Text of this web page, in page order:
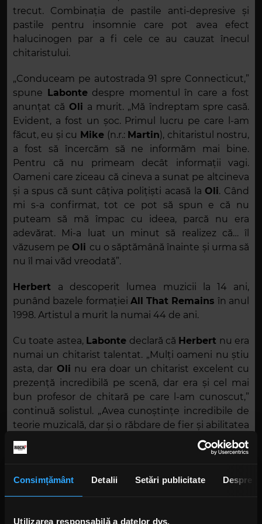
Consimțământ Detalii Setări publicitate Despre
Utilizarea responsabilă a datelor dvs.
trecut. Combinația de pastile anti-depresive și
pastile pentru insomnie care pot avea efect
halucinogen par a fi cele ce au cauzat înecul
chitaristului.
„Conduceam pe autostrada 91 spre Connecticut,”
spune
Labontedespre momentul în care a fost
anunțat că Oli a murit. „Mă îndreptam spre casă.
Evident, a fost un șoc. Primul lucru pe care l-am
făcut, eu și cu Mike (n.r.: Martin), chitaristul nostru,
a fost să încercăm să ne informăm mai bine.
Pentru că nu primeam decât informații vagi.
Oameni care ziceau că cineva a sunat pe altcineva
și a spus că sunt câțiva polițiști acasă la Oli. Când
mi s-a confirmat, tot ce pot să spun e că nu
puteam să mă împac cu ideea, parcă nu era
adevărat. Mi-a luat un minut să realizez că… îl
văzusem pe Oli cu o săptămână înainte și urma să
nu îl mai văd vreodată”.
Herbert a descoperit lumea muzicii la 14 ani,
punând bazele formației All That Remains în anul
1998. Artistul a murit la numai 44 de ani.
Cu toate astea, Labonte declară că Herbert nu era
numai un chitarist talentat. „Mulți oameni nu știu
asta, dar Oli nu era doar un chitarist excelent cu
prezență incredibilă pe scenă, dar era și cel mai
bun profesor de chitară pe care l-am cunoscut,”
continuă solistul. „Avea cunoștințe incredibile de
teorie muzicală, dar și o răbdare de fier și abilitatea
de a explica într-un fel care te făcea să simți că
totul e simplu. Sunt convins că lumea muzicii a
lui”.
îi ține locul luiHerbert, numele lui fiind